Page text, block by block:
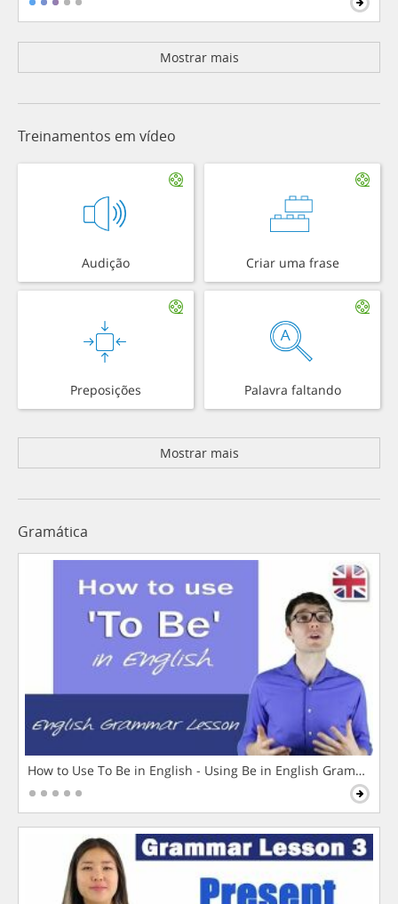
Mostrar mais
Treinamentos em vídeo
Audição Criar uma frase
Preposições Palavra faltando
Mostrar mais
Gramática
How to Use To Be in English - Using Be in English Grammar